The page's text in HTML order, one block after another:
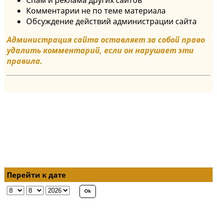
Комментарии не по теме материала
Обсуждение действий администрации сайта
Администрация сайта оставляет за собой право
удалить комментарий, если он нарушает эти
правила.
Перейти к дате